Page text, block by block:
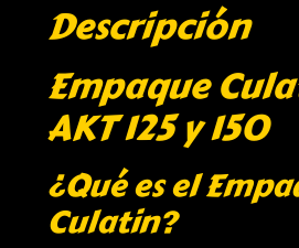
Descripción
Empaque
AKT 125 y 150
¿Qué es el
Culatin?